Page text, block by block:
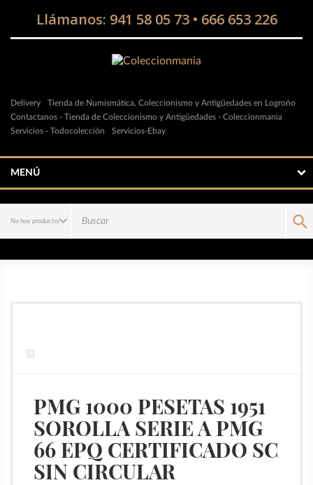
Llámanos: 941 58 05 73• 666 653 226
Delivery
Tienda de Numismática, Coleccionismo y Antigüedades en Logroño
Contactanos - Tienda de Coleccionismo y Antigüedades - Coleccionmania
Servicios - Todocolección
Servicios-Ebay
MENÚ

PMG 1000 PESETAS 1951
SOROLLA SERIE A PMG
66 EPQ CERTIFICADO SC
SIN CIRCULAR